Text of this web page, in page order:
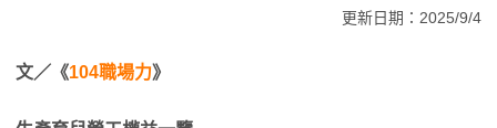
更新日期：2025/9/4
文／《104職場力》